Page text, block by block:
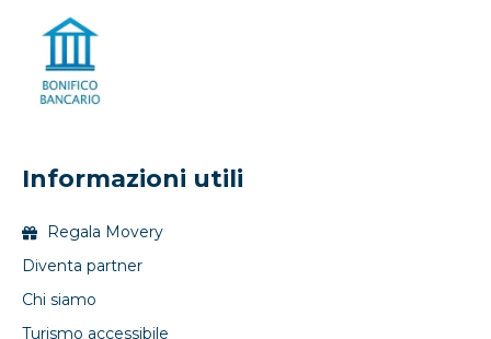
Informazioni utili
Regala Movery
Diventa partner
Chi siamo
Turismo accessibile